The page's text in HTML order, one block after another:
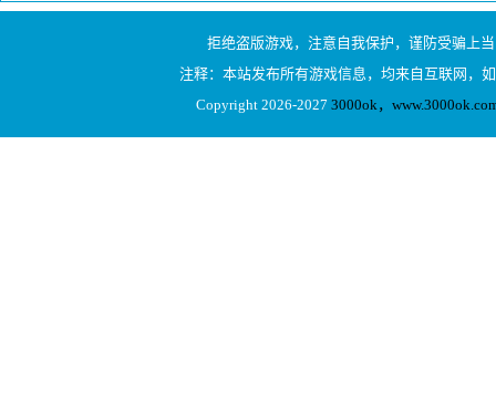
1
拒绝盗版游戏，注意自我保护，谨防受骗上
注释：本站发布所有游戏信息，均来自互联网，
Copyright 2026-2027 3000ok，